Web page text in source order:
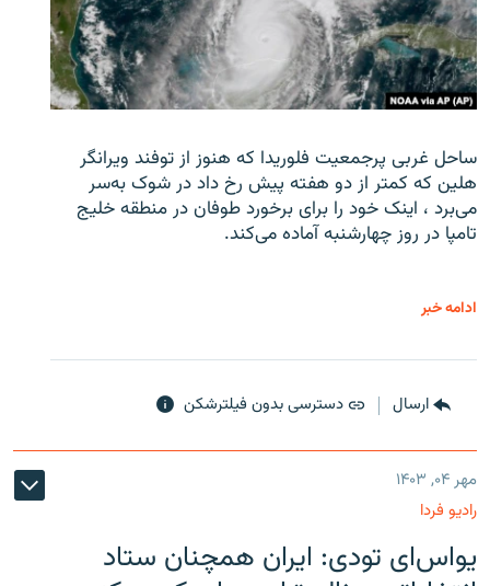
ساحل غربی پرجمعیت فلوریدا که هنوز از توفند ویرانگر
هلین که کمتر از دو هفته پیش رخ داد در شوک به‌سر
می‌برد ، اینک خود را برای برخورد طوفان در منطقه خلیج
تامپا در روز چهارشنبه آماده می‌کند.
ادامه خبر
ارسال دسترسی بدون فیلترشکن
مهر ۰۴, ۱۴۰۳
رادیو فردا
یو‌اس‌ای تودی: ایران همچنان ستاد